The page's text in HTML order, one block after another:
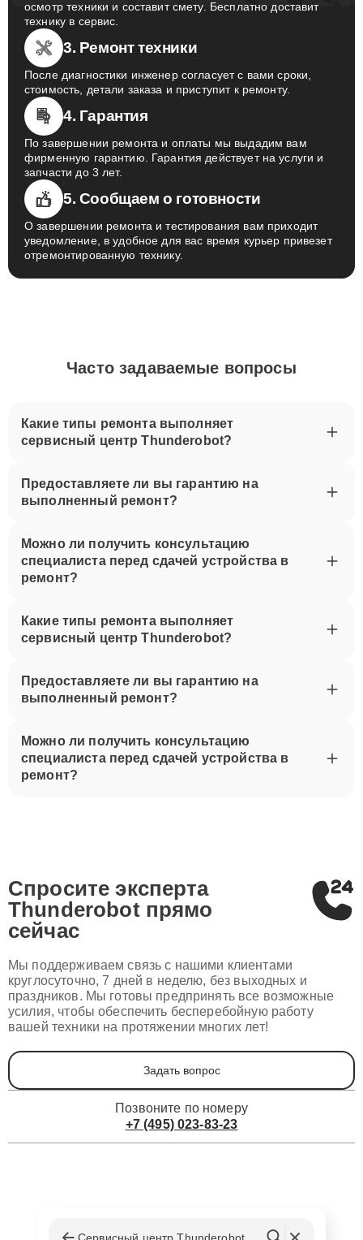
осмотр техники и составит смету. Бесплатно доставит
технику в сервис.
3. Ремонт техники
После диагностики инженер согласует с вами сроки,
стоимость, детали заказа и приступит к ремонту.
4. Гарантия
По завершении ремонта и оплаты мы выдадим вам
фирменную гарантию. Гарантия действует на услуги и
запчасти до 3 лет.
5. Сообщаем о готовности
О завершении ремонта и тестирования вам приходит
уведомление, в удобное для вас время курьер привезет
отремонтированную технику.
Часто задаваемые вопросы
Какие типы ремонта выполняет
сервисный центр Thunderobot?
Предоставляете ли вы гарантию на
выполненный ремонт?
Можно ли получить консультацию
специалиста перед сдачей устройства в
ремонт?
Какие типы ремонта выполняет
сервисный центр Thunderobot?
Предоставляете ли вы гарантию на
выполненный ремонт?
Можно ли получить консультацию
специалиста перед сдачей устройства в
ремонт?
Спросите эксперта
Thunderobot прямо
сейчас
Мы поддерживаем связь с нашими клиентами
круглосуточно, 7 дней в неделю, без выходных и
праздников. Мы готовы предпринять все возможные
усилия, чтобы обеспечить бесперебойную работу
вашей техники на протяжении многих лет!
Задать вопрос
Позвоните по номеру
+7 (495) 023-83-23